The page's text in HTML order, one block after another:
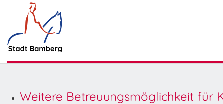
Weitere Betreuungsmöglichkeit für